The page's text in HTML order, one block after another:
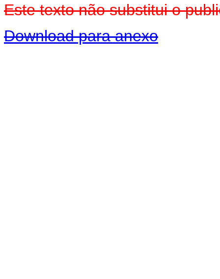
Este texto não substitui o
Download para anexo